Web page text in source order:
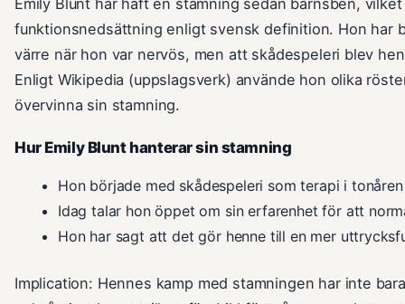
funktionsnedsättning enligt svensk definition. Hon har
värre när hon var nervös, men att skådespeleri blev
Enligt Wikipedia (uppslagsverk) använde hon olika
övervinna sin stamning.
Hur Emily Blunt hanterar sin stamning
Hon började med skådespeleri som terapi i tonåren
Idag talar hon öppet om sin erfarenhet för att
Hon har sagt att det gör henne till en mer
Implication: Hennes kamp med stamningen har inte